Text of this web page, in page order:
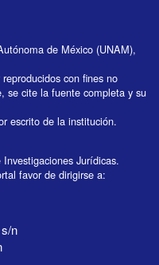
de México (UNAM),
con fines no
se cite la fuente completa y su
escrito de la institución.
Jurídicas.
favor de dirigirse a:
n